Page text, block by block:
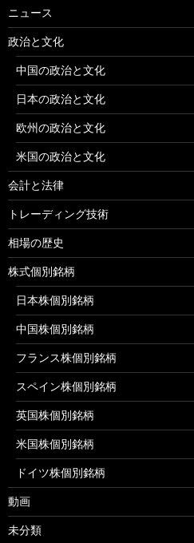
ニュース
政治と文化
中国の政治と文化
日本の政治と文化
欧州の政治と文化
米国の政治と文化
会計と法律
トレーディング技術
相場の歴史
株式個別銘柄
日本株個別銘柄
中国株個別銘柄
フランス株個別銘柄
スペイン株個別銘柄
英国株個別銘柄
米国株個別銘柄
ドイツ株個別銘柄
動画
未分類